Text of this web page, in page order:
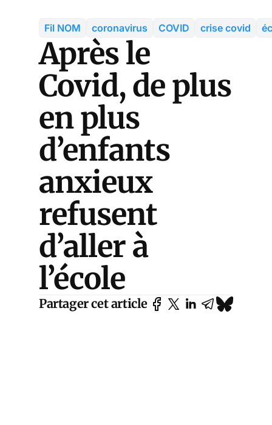
Fil NOM coronavirus COVID crise covid
Après le
Covid, de plus
en plus
d’enfants
anxieux
refusent
d’aller à
l’école
Partager cet article